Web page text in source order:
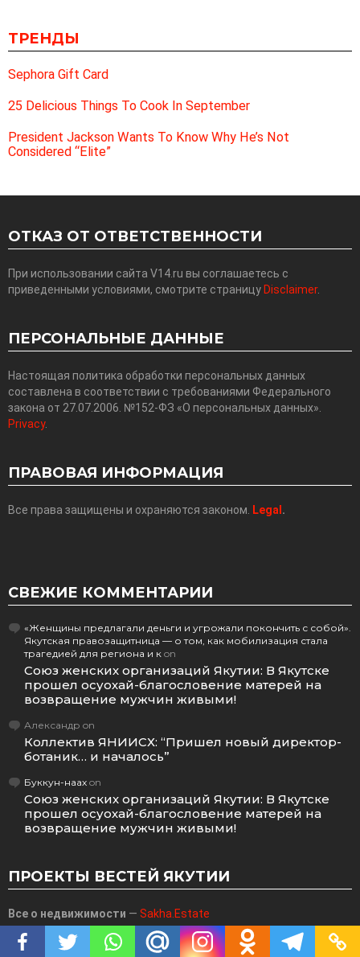
ТРЕНДЫ
Sephora Gift Card
25 Delicious Things To Cook In September
President Jackson Wants To Know Why He’s Not
Considered “Elite”
ОТКАЗ ОТ ОТВЕТСТВЕННОСТИ
При использовании сайта V14.ru вы соглашаетесь с
приведенными условиями, смотрите страницу Disclaimer.
ПЕРСОНАЛЬНЫЕ ДАННЫЕ
Настоящая политика обработки персональных данных
составлена в соответствии с требованиями Федерального
закона от 27.07.2006. №152-ФЗ «О персональных данных».
Privacy.
ПРАВОВАЯ ИНФОРМАЦИЯ
Все права защищены и охраняются законом. Legal .
СВЕЖИЕ КОММЕНТАРИИ
«Женщины предлагали деньги и угрожали покончить с собой».
Якутская правозащитница — о том, как мобилизация стала
трагедией для региона и к on
Союз женских организаций Якутии: В Якутске
прошел осуохай-благословение матерей на
возвращение мужчин живыми!
Александр on
Коллектив ЯНИИСХ: “Пришел новый директор-
ботаник… и началось”
Буккун-наах on
Союз женских организаций Якутии: В Якутске
прошел осуохай-благословение матерей на
возвращение мужчин живыми!
ПРОЕКТЫ ВЕСТЕЙ ЯКУТИИ
Все о недвижимости — Sakha.Estate
Наука и технологии— SakhaNauka.ru